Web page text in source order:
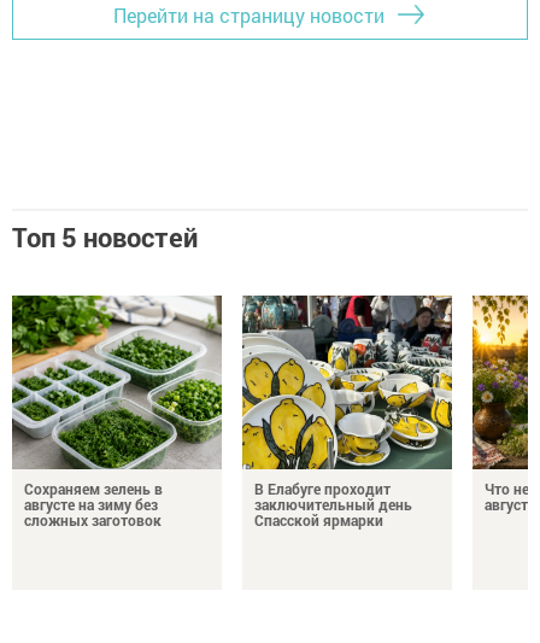
Перейти на страницу новости
Топ 5 новостей
Сохраняем зелень в
августе на зиму без
сложных заготовок
В Елабуге проходит
заключительный день
Спасской ярмарки
Что